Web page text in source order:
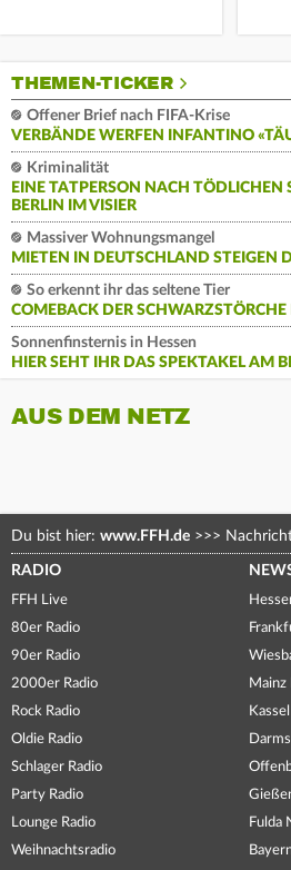
THEMEN-TICKER
Offener Brief nach FIFA-Krise
VERBÄNDE WERFEN INFANTINO
Kriminalität
EINE TATPERSON NACH TÖDLICHEN
BERLIN IM VISIER
Massiver Wohnungsmangel
MIETEN IN DEUTSCHLAND STEIGEN
So erkennt ihr das seltene Tier
COMEBACK DER
Sonnenfinsternis in Hessen
HIER SEHT IHR DAS SPEKTAKEL AM
AUS DEM NETZ
Du bist hier: www.FFH.de >>>
RADIO
FFH Live
80er Radio
90er Radio
2000er Radio
Rock Radio
Oldie Radio
Schlager Radio
Party Radio
Lounge Radio
Weihnachtsradio
Mainz
Fulda